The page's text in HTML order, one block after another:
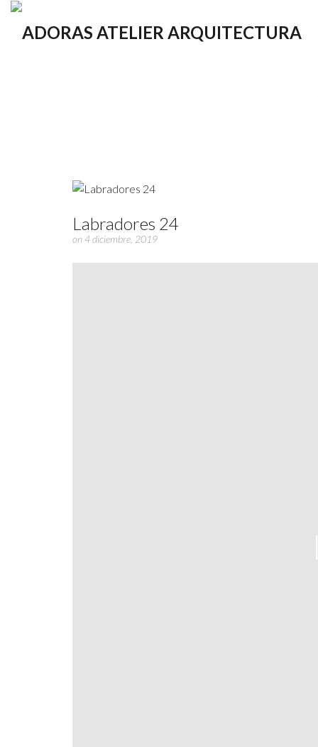
Labradores 24
on 4 diciembre, 2019